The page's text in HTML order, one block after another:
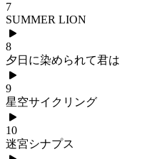
7
SUMMER LION
8
夕日に染められて君は
9
星空サイクリング
10
迷宮シナプス